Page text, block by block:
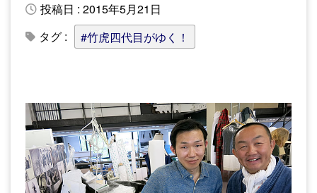
投稿日 : 2015年5月21日
タグ :
#竹虎四代目がゆく！